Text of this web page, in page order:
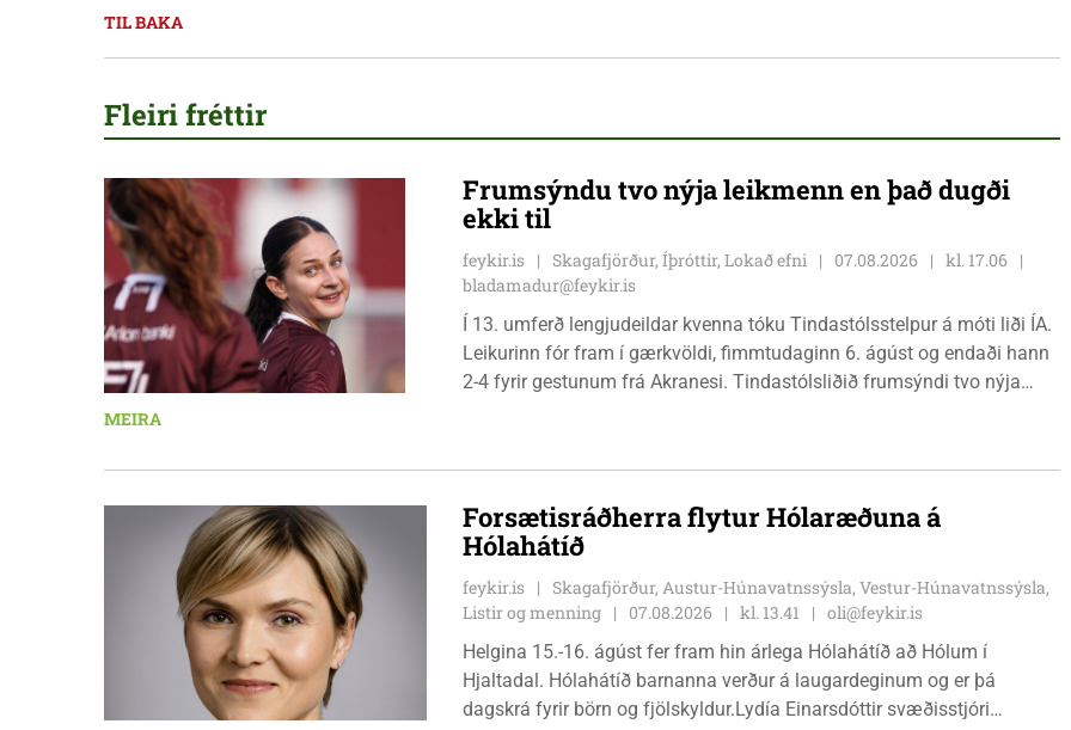
TIL BAKA
Fleiri fréttir
Frumsýndu tvo nýja leikmenn en það dugði
ekki til
feykir.is Skagafjörður, Íþróttir, Lokað efni 07.08.2026
kl. 17.06
bladamadur@feykir.is
Í 13. umferð lengjudeildar kvenna tóku Tindastólsstelpur á móti liði ÍA.
Leikurinn fór fram í gærkvöldi, fimmtudaginn 6. ágúst og endaði hann
2-4 fyrir gestunum frá Akranesi. Tindastólsliðið frumsýndi tvo nýja
MEIRA
Forsætisráðherra flytur Hólaræðuna á
Hólahátíð
feykir.is
Skagafjörður, Austur-Húnavatnssýsla, Vestur-Húnavatnssýsla,
Listir og menning
07.08.2026 kl. 13.41
oli@feykir.is
Helgina 15.-16. ágúst fer fram hin árlega Hólahátíð að Hólum í
Hjaltadal. Hólahátíð barnanna verður á laugardeginum og er þá
dagskrá fyrir börn og fjölskyldur.Lydía Einarsdóttir svæðisstjóri